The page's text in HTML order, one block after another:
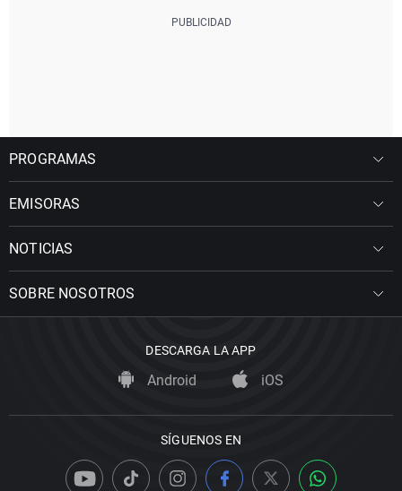
PROGRAMAS
EMISORAS
NOTICIAS
SOBRE NOSOTROS
DESCARGA LA APP
Android iOS
SÍGUENOS EN